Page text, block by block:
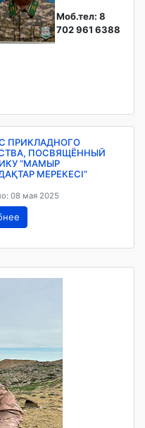
Моб.тел: 8
702 961 6388
ПРИКЛАДНОГО
ПОСВЯЩЁННЫЙ
“МАМЫР
МЕРЕКЕСІ”
08 мая 2025